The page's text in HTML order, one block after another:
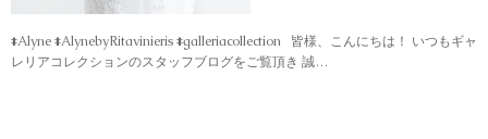
#Alyne #AlynebyRitavinieris #galleriacollection 皆様、こんにちは！ いつもギャ
レリアコレクションのスタッフブログをご覧頂き 誠…